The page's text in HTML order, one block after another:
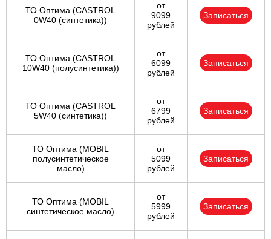
ТО Оптима (CASTROL
0W40 (синтетика))
от
9099
рублей
Записаться
ТО Оптима (CASTROL
10W40 (полусинтетика))
от
6099
рублей
Записаться
ТО Оптима (CASTROL
5W40 (синтетика))
от
6799
рублей
Записаться
ТО Оптима (MOBIL
полусинтетическое
масло)
от
5099
рублей
Записаться
ТО Оптима (MOBIL
синтетическое масло)
от
5999
рублей
Записаться